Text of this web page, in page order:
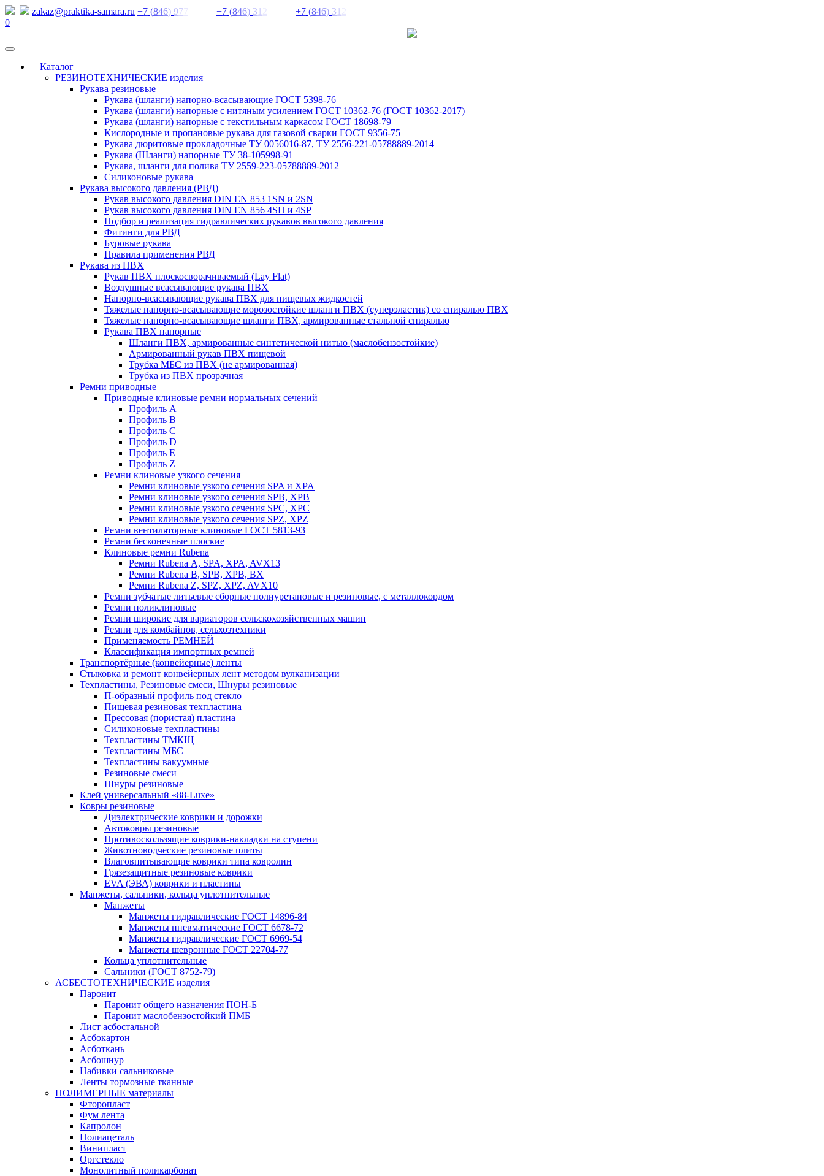
zakaz@praktika-samara.ru +7 (846) 977 +7 (846) 31 +7 (846) 31
0
Каталог
РЕЗИНОТЕХНИЧЕСКИЕ изделия
Рукава резиновые
Рукава (шланги) напорно-всасывающие ГОСТ 5398-76
Рукава (шланги) напорные с нитяным усилением ГОСТ 10362-76 (ГОСТ 10362-2017)
Рукава (шланги) напорные с текстильным каркасом ГОСТ 18698-79
Кислородные и пропановые рукава для газовой сварки ГОСТ 9356-75
Рукава дюритовые прокладочные ТУ 0056016-87, ТУ 2556-221-05788889-2014
Рукава (Шланги) напорные ТУ 38-105998-91
Рукава, шланги для полива ТУ 2559-223-05788889-2012
Силиконовые рукава
Рукава высокого давления (РВД)
Рукав высокого давления DIN EN 853 1SN и 2SN
Рукав высокого давления DIN EN 856 4SH и 4SP
Подбор и реализация гидравлических рукавов высокого давления
Фитинги для РВД
Буровые рукава
Правила применения РВД
Рукава из ПВХ
Рукав ПВХ плоскосворачиваемый (Lay Flat)
Воздушные всасывающие рукава ПВХ
Напорно-всасывающие рукава ПВХ для пищевых жидкостей
Тяжелые напорно-всасывающие морозостойкие шланги ПВХ (суперэластик) со спиралью ПВХ
Тяжелые напорно-всасывающие шланги ПВХ, армированные стальной спиралью
Рукава ПВХ напорные
Шланги ПВХ, армированные синтетической нитью (маслобензостойкие)
Армированный рукав ПВХ пищевой
Трубка МБС из ПВХ (не армированная)
Трубка из ПВХ прозрачная
Ремни приводные
Приводные клиновые ремни нормальных сечений
Профиль A
Профиль B
Профиль C
Профиль D
Профиль E
Профиль Z
Ремни клиновые узкого сечения
Ремни клиновые узкого сечения SPA и XPA
Ремни клиновые узкого сечения SPB, XPB
Ремни клиновые узкого сечения SPC, XPC
Ремни клиновые узкого сечения SPZ, XPZ
Ремни вентиляторные клиновые ГОСТ 5813-93
Ремни бесконечные плоские
Клиновые ремни Rubena
Ремни Rubena А, SPA, XPA, AVX13
Ремни Rubena В, SPВ, ХPВ, ВХ
Ремни Rubena Z, SPZ, XPZ, AVX10
Ремни зубчатые литьевые сборные полиуретановые и резиновые, с металлокордом
Ремни поликлиновые
Ремни широкие для вариаторов сельскохозяйственных машин
Ремни для комбайнов, сельхозтехники
Применяемость РЕМНЕЙ
Классификация импортных ремней
Транспортёрные (конвейерные) ленты
Стыковка и ремонт конвейерных лент методом вулканизации
Техпластины, Резиновые смеси, Шнуры резиновые
П-образный профиль под стекло
Пищевая резиновая техпластина
Прессовая (пористая) пластина
Силиконовые техпластины
Техпластины ТМКЩ
Техпластины МБС
Техпластины вакуумные
Резиновые смеси
Шнуры резиновые
Клей универсальный «88-Luxe»
Ковры резиновые
Диэлектрические коврики и дорожки
Автоковры резиновые
Противоскользящие коврики-накладки на ступени
Животноводческие резиновые плиты
Влаговпитывающие коврики типа ковролин
Грязезащитные резиновые коврики
EVA (ЭВА) коврики и пластины
Манжеты, сальники, кольца уплотнительные
Манжеты
Манжеты гидравлические ГОСТ 14896-84
Манжеты пневматические ГОСТ 6678-72
Манжеты гидравлические ГОСТ 6969-54
Манжеты шевронные ГОСТ 22704-77
Кольца уплотнительные
Сальники (ГОСТ 8752-79)
АСБЕСТОТЕХНИЧЕСКИЕ изделия
Паронит
Паронит общего назначения ПОН-Б
Паронит маслобензостойкий ПМБ
Лист асбостальной
Асбокартон
Асботкань
Асбошнур
Набивки сальниковые
Ленты тормозные тканные
ПОЛИМЕРНЫЕ материалы
Фторопласт
Фум лента
Капролон
Полиацеталь
Винипласт
Оргстекло
Монолитный поликарбонат